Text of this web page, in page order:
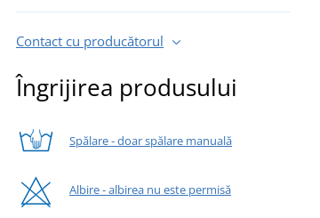
Contact cu producătorul
Îngrijirea produsului
Spălare - doar spălare manuală
Albire - albirea nu este permisă